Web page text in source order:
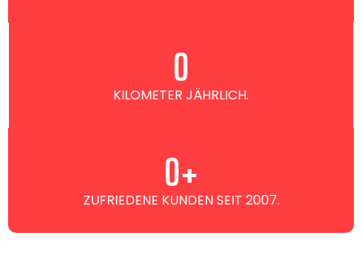
KILOMETER JÄHRLICH.
0
ZUFRIEDENE KUNDEN SEIT 2007.
0+